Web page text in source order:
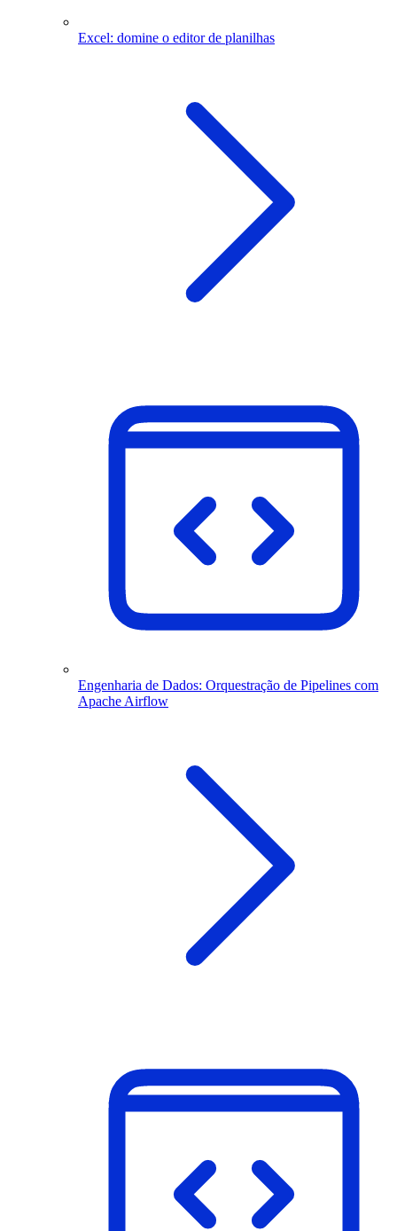
Excel: domine o editor de planilhas
Engenharia de Dados: Orquestração de Pipelines com
Apache Airflow